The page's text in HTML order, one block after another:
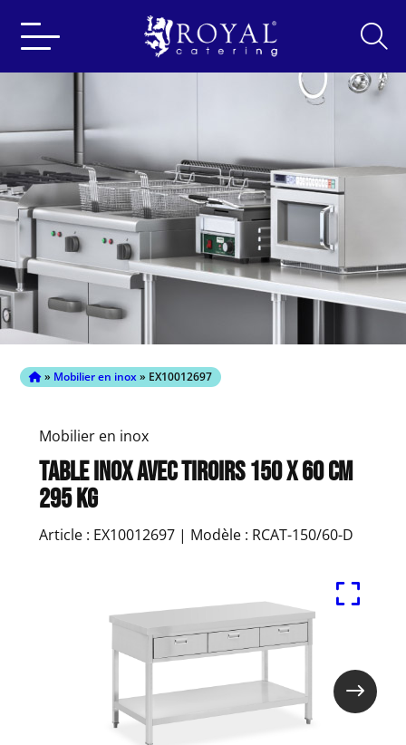
for:
» Mobilier en inox» EX10012697
Mobilier en inox
Table inox avec tiroirs 150 x 60 cm
295 kg
Article : EX10012697 | Modèle : RCAT-150/60-D